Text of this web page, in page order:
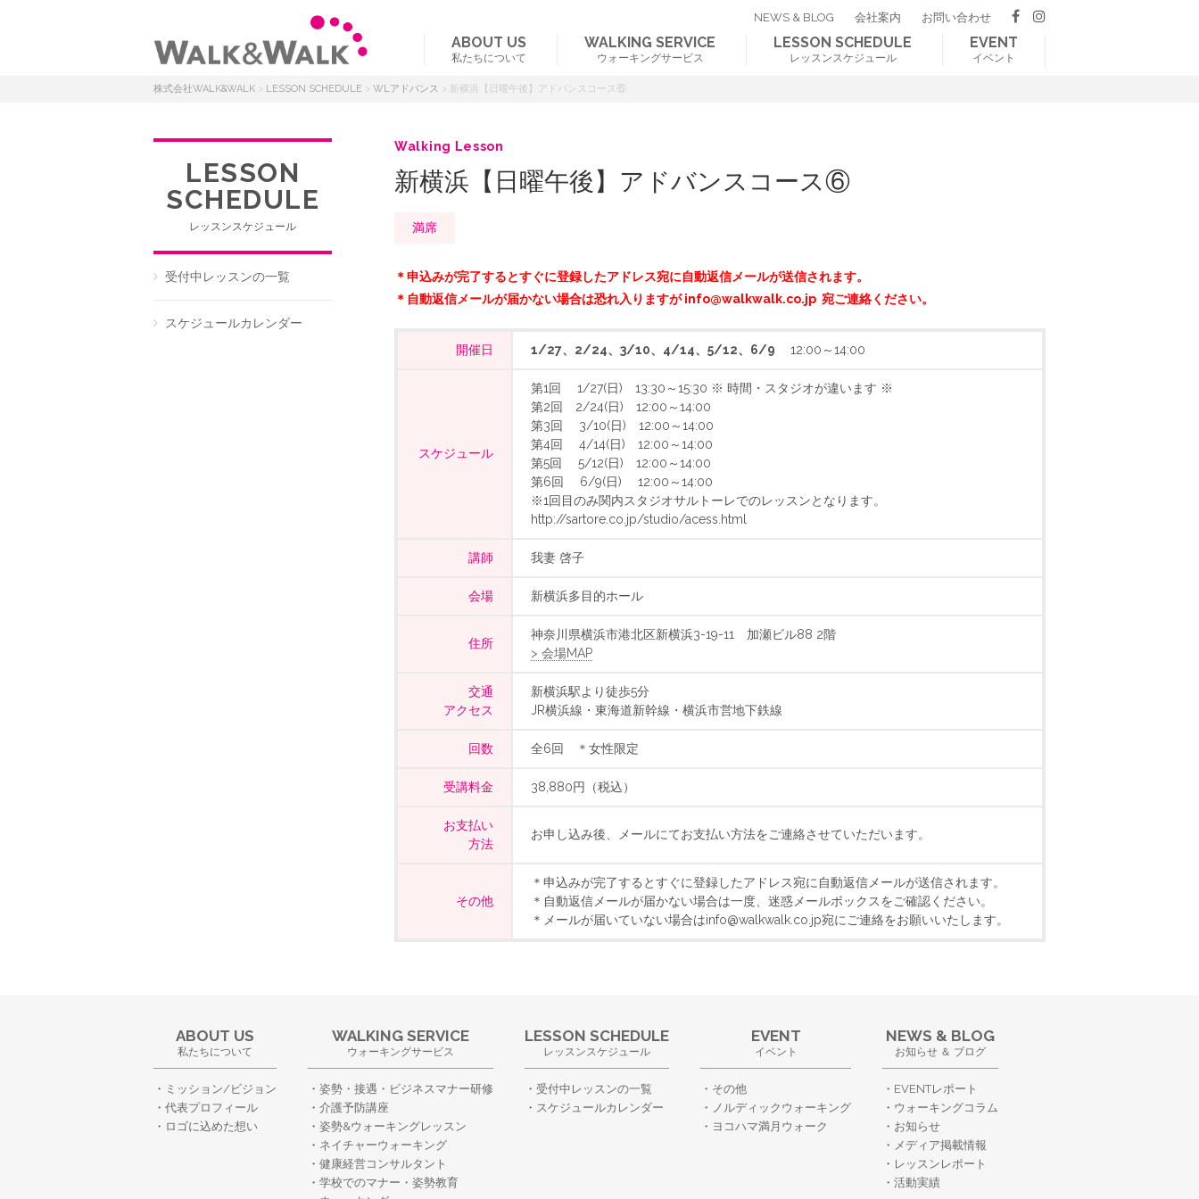
NEWS & BLOG 会社案内 お問い合わせ
ABOUT US
私たちについて
WALKING SERVICE
ウォーキングサービス
LESSON SCHEDULE
レッスンスケジュール
EVENT
イベント
株式会社WALK&WALK > LESSON SCHEDULE > WLアドバンス > 新横浜【日曜午後】アドバンスコース⑥
Walking Lesson
新横浜【日曜午後】アドバンスコース⑥
満席
＊申込みが完了するとすぐに登録したアドレス宛に自動返信メールが送信されます。
＊自動返信メールが届かない場合は恐れ入りますが info@walkwalk.co.jp 宛ご連絡ください。
開催日 1/27、2/24、3/10、4/14、5/12、6/9 12:00～14:00
スケジュール
第1回 1/27(日) 13:30～15:30 ※ 時間・スタジオが違います ※
第2回 2/24(日) 12:00～14:00
第3回 3/10(日) 12:00～14:00
第4回 4/14(日) 12:00～14:00
第5回 5/12(日) 12:00～14:00
第6回 6/9(日) 12:00～14:00
※1回目のみ関内スタジオサルトーレでのレッスンとなります。
http://sartore.co.jp/studio/acess.html
講師 我妻 啓子
会場 新横浜多目的ホール
住所
神奈川県横浜市港北区新横浜3-19-11 加瀬ビル88 2階
> 会場MAP
交通
アクセス
新横浜駅より徒歩5分
JR横浜線・東海道新幹線・横浜市営地下鉄線
回数 全6回 ＊女性限定
受講料金 38,880円（税込）
お支払い
方法
お申し込み後、メールにてお支払い方法をご連絡させていただいます。
その他
＊申込みが完了するとすぐに登録したアドレス宛に自動返信メールが送信されます。
＊自動返信メールが届かない場合は一度、迷惑メールボックスをご確認ください。
＊メールが届いていない場合はinfo@walkwalk.co.jp宛にご連絡をお願いいたします。
LESSON
SCHEDULE
レッスンスケジュール
受付中レッスンの一覧
スケジュールカレンダー
ABOUT US
私たちについて
ミッション/ビジョン
代表プロフィール
ロゴに込めた想い
WALKING SERVICE
ウォーキングサービス
姿勢・接遇・ビジネスマナー研修
介護予防講座
姿勢&ウォーキングレッスン
ネイチャーウォーキング
健康経営コンサルタント
学校でのマナー・姿勢教育
LESSON SCHEDULE
レッスンスケジュール
受付中レッスンの一覧
スケジュールカレンダー
EVENT
イベント
その他
ノルディックウォーキング
ヨコハマ満月ウォーク
NEWS & BLOG
お知らせ ＆ ブログ
EVENTレポート
ウォーキングコラム
お知らせ
メディア掲載情報
レッスンレポート
活動実績